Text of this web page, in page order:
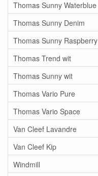
Thomas Sunny Waterblue
Thomas Sunny Denim
Thomas Sunny Raspberry
Thomas Trend wit
Thomas Sunny wit
Thomas Vario Pure
Thomas Vario Space
Van Cleef Lavandre
Van Cleef Kip
Windmill